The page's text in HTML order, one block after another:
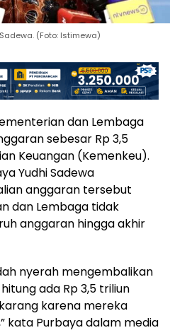
(Foto: Istimewa)
dan Lembaga
sebesar Rp 3,5
Keuangan (Kemenkeu).
Yudhi Sadewa
anggaran tersebut
dan Lembaga tidak
anggaran hingga akhir
nyerah mengembalikan
ada Rp 3,5 triliun
karena mereka
kata Purbaya dalam media